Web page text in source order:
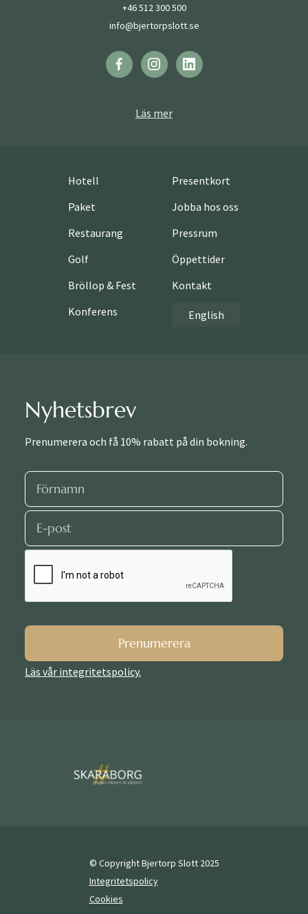
+46 512 300 500
info@bjertorpslott.se
Läs mer
Hotell
Paket
Restaurang
Golf
Bröllop & Fest
Konferens
Presentkort
Jobba hos oss
Pressrum
Öppettider
Kontakt
English
Nyhetsbrev
Prenumerera och få 10% rabatt på din bokning.
Prenumerera
Läs vår integritetspolicy.
© Copyright Bjertorp Slott 2025
Integritetspolicy
Cookies